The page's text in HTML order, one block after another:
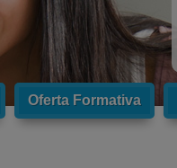
Oferta Formativa